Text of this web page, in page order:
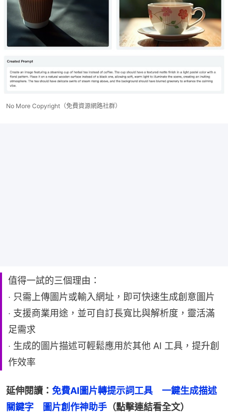
No More Copyright（免費資源網路社群）
值得一試的三個理由：
‧ 只需上傳圖片或輸入網址，即可快速生成創意圖片
‧ 支援商業用途，並可自訂長寬比與解析度，靈活滿
足需求
‧ 生成的圖片描述可輕鬆應用於其他 AI 工具，提升創
作效率
延伸閱讀： 免費AI圖片轉提示詞工具　一鍵生成描述
關鍵字　圖片創作神助手 （點擊連結看全文）